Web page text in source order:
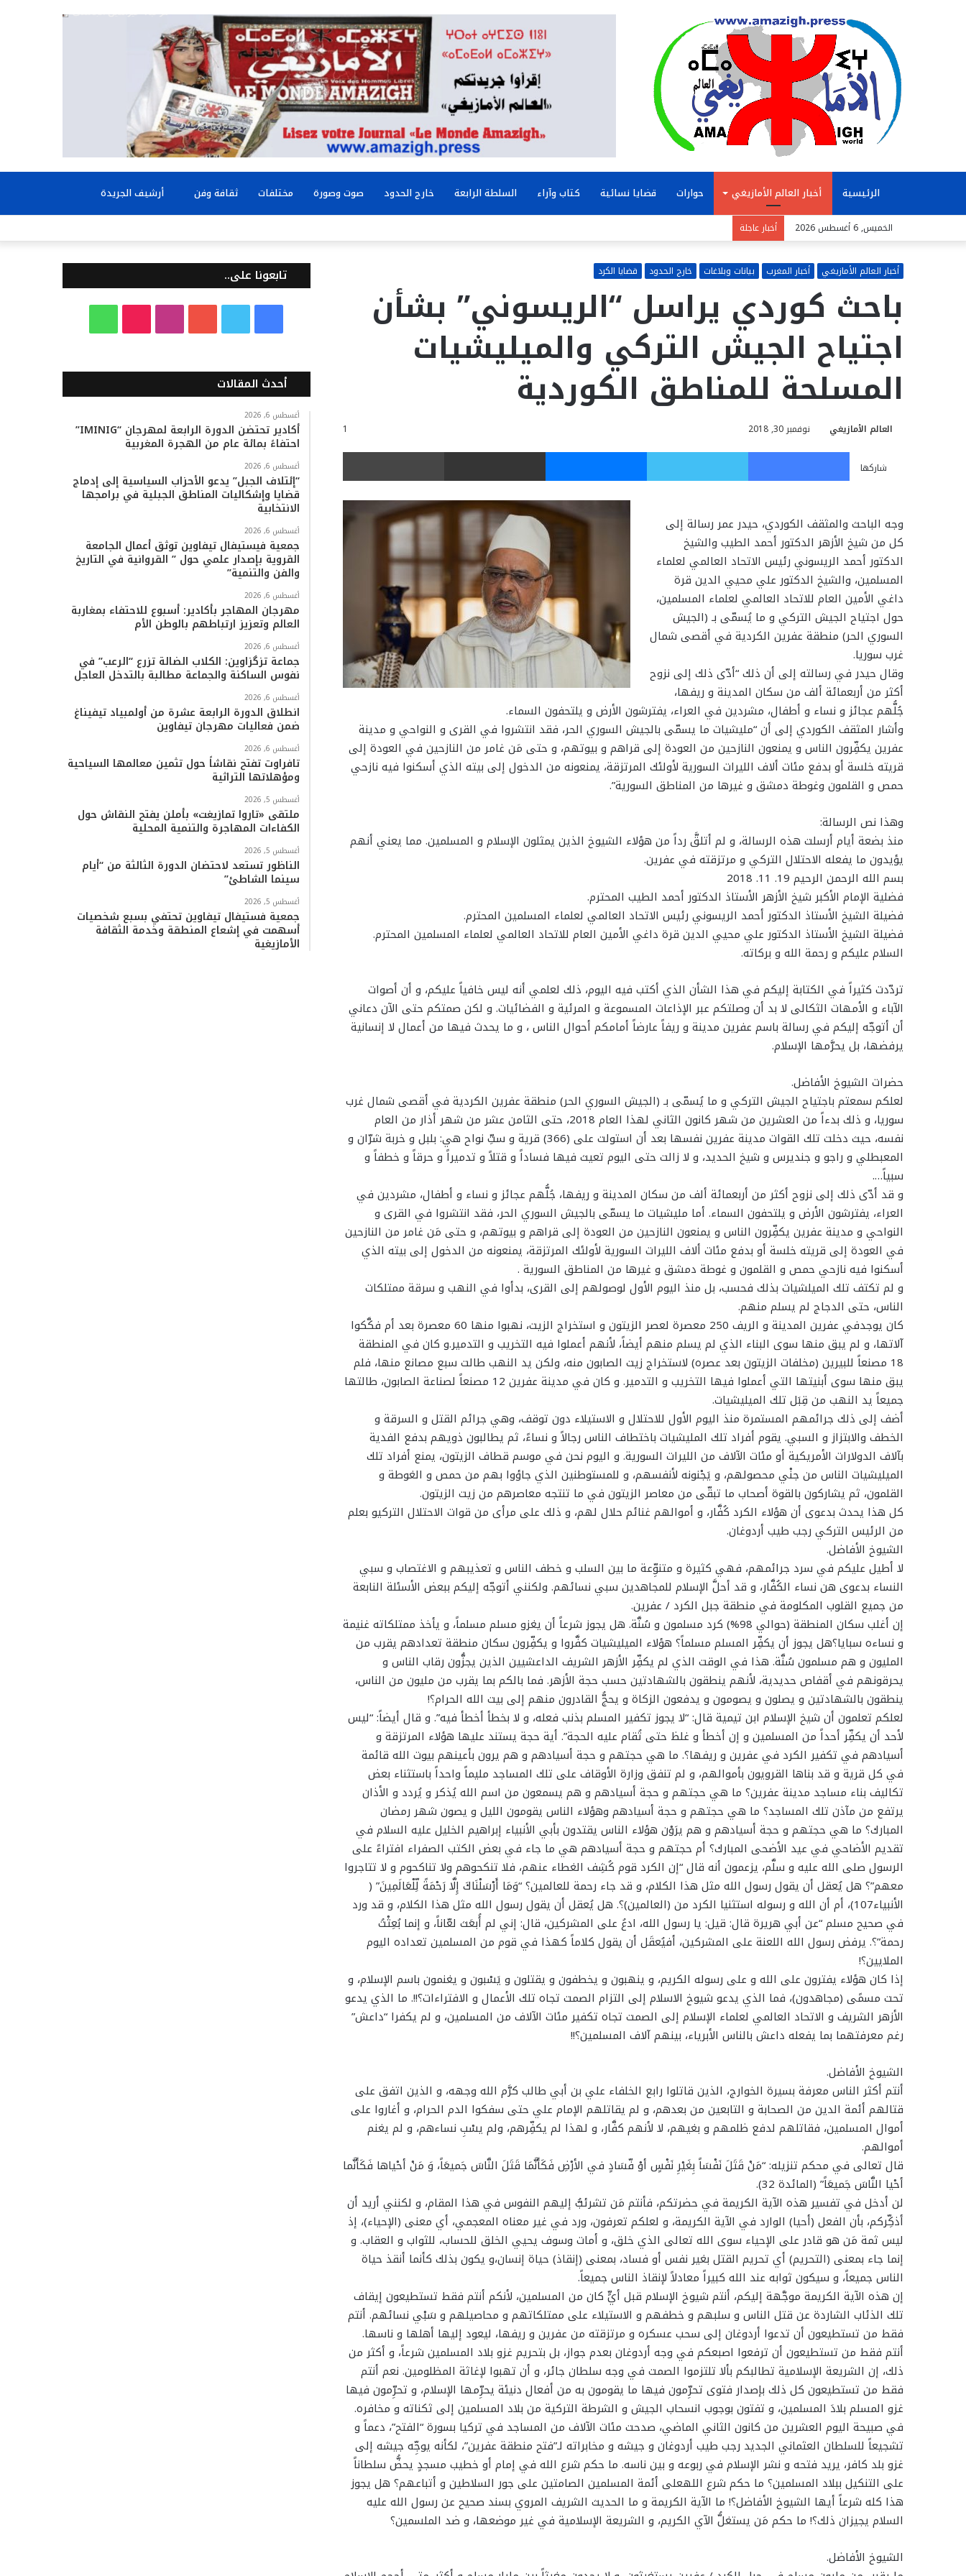
الرئيسية أخبار العالم الأمازيغي حوارات قضايا نسائية كتاب وآراء السلطة الرابعة خارج الحدود صوت وصورة مختلفات ثقافة وفن أرشيف الجريدة
عن
الخميس, 6 أغسطس 2026 أخبار عاجلة
أخبار العالم الأمازيغي أخبار المغرب بيانات وبلاغات خارج الحدود قضايا الكرد
باحث كوردي يراسل “الريسوني” بشأن
اجتياح الجيش التركي والميليشيات
المسلحة للمناطق الكوردية
العالم الأمازيغي نوفمبر 30, 2018 1
شاركها
فيسبوك تويتر ماسنجر مشاركة عبر البريد
وجه الباحث والمثقف الكوردي، حيدر عمر رسالة إلى
كل من شيخ الأزهر الدكتور أحمد الطيب والشيخ
الدكتور أحمد الريسوني رئيس الاتحاد العالمي لعلماء
المسلمين، والشيخ الدكتور علي محيي الدين قرة
داغي الأمين العام للاتحاد العالمي لعلماء المسلمين،
حول اجتياح الجيش التركي و ما يُسمّى بـ (الجيش
السوري الحر) منطقة عفرين الكردية في أقصى شمال
غرب سوريا.
وقال حيدر في رسالته إلى أن ذلك “أدّى ذلك إلى نزوح
أكثر من أربعمائة ألف من سكان المدينة و ريفها،
جُلُّهم عجائز و نساء و أطفال، مشردين في العراء، يفترشون الأرض و يلتحفون السماء.
وأشار المثقف الكوردي إلى أن “مليشيات ما يسمّى بالجيش السوري الحر، فقد انتشروا في القرى و النواحي و مدينة
عفرين يكفِّرون الناس و يمنعون النازحين من العودة إلى قراهم و بيوتهم، و حتى مَن غامر من النازحين في العودة إلى
قريته خلسة أو بدفع مئات ألاف الليرات السورية لأولئك المرتزقة، يمنعونه من الدخول إلى بيته الذي أسكنوا فيه نازحي
حمص و القلمون وغوطة دمشق و غيرها من المناطق السورية”.
وهذا نص الرسالة:
منذ بضعة أيام أرسلت هذه الرسالة، و لم أتلقَّ رداً من هؤلاء الشيوخ الذين يمثلون الإسلام و المسلمين. مما يعني أنهم
يؤيدون ما يفعله الاحتلال التركي و مرتزقته في عفرين.
بسم الله الرحمن الرحيم 19. 11. 2018
فضلية الإمام الأكبر شيخ الأزهر الأستاذ الدكتور أحمد الطيب المحترم.
فضيلة الشيخ الأستاذ الدكتور أحمد الريسوني رئيس الاتحاد العالمي لعلماء المسلمين المحترم.
فضيلة الشيخ الأستاذ الدكتور علي محيي الدين قرة داغي الأمين العام للاتحاد العالمي لعلماء المسلمين المحترم.
السلام عليكم و رحمة الله و بركاته.
تردّدت كثيراً في الكتابة إليكم في هذا الشأن الذي أكتب فيه اليوم، ذلك لعلمي أنه ليس خافياً عليكم، و أن أصوات
الآباء و الأمهات الثكالى لا بد أن وصلتكم عبر الإذاعات المسموعة و المرئية و الفضائيات. و لكن صمتكم حتى الآن دعاني
أن أتوجّه إليكم في رسالة باسم عفرين مدينة و ريفاً عارضاً أمامكم أحوال الناس ، و ما يحدث فيها من أعمال لا إنسانية
يرفضها، بل يحرَّمها الإسلام.
حضرات الشيوخ الأفاضل.
لعلكم سمعتم باجتياح الجيش التركي و ما يُسمّى بـ (الجيش السوري الحر) منطقة عفرين الكردية في أقصى شمال غرب
سوريا، و ذلك بدءاً من العشرين من شهر كانون الثاني لهذا العام 2018، حتى الثامن عشر من شهر أذار من العام
نفسه، حيث دخلت تلك القوات مدينة عفرين نفسها بعد أن استولت على (366) قرية و ستِّ نواح هي: بلبل و خربة شرّان و
المعبطلي و راجو و جنديرس و شيخ الحديد، و لا زالت حتى اليوم تعيث فيها فساداً و قتلاً و تدميراً و حرقاً و خطفاً و
سبياً….
و قد أدّى ذلك إلى نزوح أكثر من أربعمائة ألف من سكان المدينة و ريفها، جُلُّهم عجائز و نساء و أطفال، مشردين في
العراء، يفترشون الأرض و يلتحفون السماء. أما مليشيات ما يسمّى بالجيش السوري الحر، فقد انتشروا في القرى و
النواحي و مدينة عفرين يكفِّرون الناس و يمنعون النازحين من العودة إلى قراهم و بيوتهم، و حتى مَن غامر من النازحين
في العودة إلى قريته خلسة أو بدفع مئات ألاف الليرات السورية لأولئك المرتزقة، يمنعونه من الدخول إلى بيته الذي
أسكنوا فيه نازحي حمص و القلمون و غوطة دمشق و غيرها من المناطق السورية .
و لم تكتف تلك الميلشيات بذلك فحسب، بل منذ اليوم الأول لوصولهم إلى القرى، بدأوا في النهب و سرقة ممتلكات
الناس، حتى الدجاج لم يسلم منهم.
كان يوجدفي عفرين المدينة و الريف 250 معصرة لعصر الزيتون و استخراج الزيت، نهبوا منها 60 معصرة بعد أم فكَّكوا
آلاتها، و لم يبق منها سوى البناء الذي لم يسلم منهم أيضاً، لأنهم أعملوا فيه التخريب و التدمير.و كان في المنطقة
18 مصنعاً للبيرين (مخلفات الزيتون بعد عصره) لاستخراج زيت الصابون منه، ولكن يد النهب طالت سبع مصانع منها، فلم
يبق منها سوى أبنيتها التي أعملوا فيها التخريب و التدمير. و كان في مدينة عفرين 12 مصنعاً لصناعة الصابون، طالتها
جميعاً يد النهب من قِبَل تلك الميليشيات.
أضف إلى ذلك جرائمهم المستمرة منذ اليوم الأول للاحتلال و الاستيلاء دون توقف، وهي جرائم القتل و السرقة و
الخطف والابتزاز و السبي. يقوم أفراد تلك المليشيات باختطاف الناس رجالاً و نساءً، ثم يطالبون ذويهم بدفع الفدية
بآلاف الدولارات الأمريكية أو مئات الآلاف من الليرات السورية. و اليوم نحن في موسم قطاف الزيتون، يمنع أفراد تلك
الميليشيات الناس من جنْي محصولهم، و يَجْنونه لأنفسهم، و للمستوطنين الذي جاؤوا بهم من حمص و الغوطة و
القلمون، ثم يشاركون بالقوة أصحاب ما تبقّى من معاصر الزيتون في ما تنتجه معاصرهم من زيت الزيتون.
كل هذا يحدث بدعوى أن هؤلاء الكرد كُفَّار، و أموالهم غنائم حلال لهم، و ذلك على مرأى من قوات الاحتلال التركيو بعلم
من الرئيس التركي رجب طيب أردوغان.
الشيوخ الأفاضل.
لا أطيل عليكم في سرد جرائمهم، فهي كثيرة و متنوِّعة ما بين السلب و خطف الناس و تعذيبهم و الاغتصاب و سبي
النساء بدعوى هن نساء الكُفَّار، و قد أحلَّ الإسلام للمجاهدين سبي نسائهم. ولكنني أتوجّه إليكم ببعض الأسئلة النابعة
من جميع القلوب المكلومة في منطقة جبل الكرد / عفرين.
إن أغلب سكان المنطقة (حوالي 98%) كرد مسلمون و سُنَّة. هل يجوز شرعاً أن يغزو مسلم مسلماً، و يأخذ ممتلكاته غنيمة
و نساءه سبايا؟هل يجوز أن يكفِّر المسلم مسلماً؟ هؤلاء الميليشيات كفَّروا و يكفِّرون سكان منطقة تعدادهم يقرب من
المليون و هم مسلمون سُنَّة. هذا في الوقت الذي لم يكفِّر الأزهر الشريف الداعشيين الذين يجزُّون رقاب الناس و
يحرقونهم في أقفاص حديدية، لأنهم ينطقون بالشهادتين حسب حجة الأزهر. فما بالكم بما يقرب من مليون من الناس،
ينطقون بالشهادتين و يصلون و يصومون و يدفعون الزكاة و يحجُّ القادرون منهم إلى بيت الله الحرام؟!
لعلكم تعلمون أن شيخ الإسلام ابن تيمية قال: “لا يجوز تكفير المسلم بذنب فعله، و لا بخطأ أخطأ فيه”. و قال أيضاً: “ليس
لأحد أن يكفِّر أحداً من المسلمين و إن أخطأ و غلظ حتى تُقام عليه الحجة”. أية حجة يستند عليها هؤلاء المرتزقة و
أسيادهم في تكفير الكرد في عفرين و ريفها؟. ما هي حجتهم و حجة أسيادهم و هم يرون بأعينهم بيوت الله قائمة
في كل قرية و قد بناها القرويون بأموالهم، و لم تنفق وزارة الأوقاف على تلك المساجد مليماً واحداً باستثناء بعض
تكاليف بناء مساجد مدينة عفرين؟ ما هي حجتهم و حجة أسيادهم و هم يسمعون من اسم الله يُذكر و يُردد و الأذان
يرتفع من مآذن تلك المساجد؟ ما هي حجتهم و حجة أسيادهم وهؤلاء الناس يقومون الليل و يصون شهر رمضان
المبارك؟ ما هي حجتهم و حجة أسيادهم و هم يرَوْن هؤلاء الناس يقتدون بأبي الأنبياء إبراهيم الخليل عليه السلام في
تقديم الأضاحي في عيد الأضحى المبارك؟ أم حجتهم و حجة أسيادهم هي ما جاء في بعض الكتب الصفراء افتراءً على
الرسول صلى الله عليه و سلَّم، يزعمون أنه قال “إن الكرد قوم كُشِف الغطاء عنهم، فلا تنكحوهم ولا تناكحوم و لا تتاجروا
معهم”؟ هل يُعقل أن يقول رسول الله مثل هذا الكلام، و قد جاء رحمة للعالمين؟ “وَمَا أَرْسَلْنَاكَ إِلَّا رَحْمَةً لِّلْعَالَمِينَ” (
الأنبياء107)، أم أن الله و رسوله استثنيا الكرد من (العالمين)؟. هل يُعقل أن يقول رسول الله مثل هذا الكلام، و قد ورد
في صحيح مسلم “عن أبي هريرة قال: قيل: يا رسول الله، ادعُ على المشركين، قال: إني لم أُبعَث لعّاناً، و إنما بُعِثْتُ
رحمة”؟. يرفض رسول الله اللعنة على المشركين، أفيُعقَل أن يقول كلاماً كهذا في قوم من المسلمين تعداده اليوم
الملايين؟!
إذا كان هؤلاء يفترون على الله و على رسوله الكريم، و ينهبون و يخطفون و يقتلون و يَسْبون و يغنمون باسم الإسلام، و
تحت مسمًى (مجاهدون)، فما الذي يدعو شيوخ الاسلام إلى التزام الصمت تجاه تلك الأعمال و الافتراءات؟!!. ما الذي يدعو
الأزهر الشريف و الاتحاد العالمي لعلماء الإسلام إلى الصمت تجاه تكفير مئات الآلاف من المسلمين، و لم يكفرا “داعش”
رغم معرفتهما بما يفعله داعش بالناس الأبرياء، بينهم آلاف المسلمين؟!!
الشيوخ الأفاضل.
أنتم أكثر الناس معرفة بسيرة الخوارج، الذين قاتلوا رابع الخلفاء علي بن أبي طالب كرَّم الله وجهه، و الذين اتفق على
قتالهم أئمة الدين من الصحابة و التابعين من بعدهم، و لم يقاتلهم الإمام علي حتى سفكوا الدم الحرام، و أغاروا على
أموال المسلمين، فقاتلهم لدفع ظلمهم و بغيهم، لا لأنهم كفَّار، و لهذا لم يكفِّرهم، ولم يسْبِ نساءهم، و لم يغنم
أموالهم.
قال تعالى في محكم تنزيله: “مَنْ قَتَلَ نَفْسَاً بِغَيْرِ نَفْسٍ أوْ فّسَادٍ في الأرْضِ فَكَأَنَّمَا قَتَلَ النَّاسَ جَميعَاً، وَ مَنْ أحْياها فَكَأَنَّما
أحْيا النَّاسَ جَميعَاً” (المائدة 32).
لن أدخل في تفسير هذه الآية الكريمة في حضرتكم، فأنتم مَن تشرئبُّ إليهم النفوس في هذا المقام، و لكنني أريد أن
أذكِّركم، بأن الفعل (أحيا) الوارد في الآية الكريمة، و لعلكم تعرفون، ورد في غير معناه المعجمي، أي معنى (الإحياء)، إذ
ليس ثمة مَن هو قادر على الإحياء سوى الله تعالى الذي خلق، و أمات وسوف يحيي الخلق للحساب، للثواب و العقاب. و
إنما جاء بمعنى (التحريم) أي تحريم القتل بغير نفس أو فساد، بمعنى (إنقاذ) حياة إنسان،و يكون بذلك كأنما أنقذ حياة
الناس جميعاً، و سيكون ثوابه عند الله كبيراً معادلاً لإنقاذ الناس جميعاً.
إن هذه الآية الكريمة موجَّهة إليكم، أنتم شيوخ الإسلام قبل أيٍّ كان من المسلمين، لأنكم أنتم فقط تستطيعون إيقاف
تلك الذئاب الشاردة عن قتل الناس و سلبهم و خطفهم و الاستيلاء على ممتلكاتهم و محاصيلهم و سَبْي نسائهم. أنتم
فقط من تستطيعون أن تدعوا أردوغان إلى سحب عسكره و مرتزقته من عفرين و ريفها، ليعود إليها أهلها و ناسها.
أنتم فقط من تستطيعون أن ترفعوا اصبعكم في وجه أردوغان بعدم جواز، بل بتحريم غزو بلاد المسلمين شرعاً، و أكثر من
ذلك، إن الشريعة الإسلامية تطالبكم بألا تلتزموا الصمت في وجه سلطان جائر، و أن تهبوا لإغاثة المظلومين. نعم أنتم
فقط من تستطيعون كل ذلك بإصدار فتوى تحرِّمون فيها ما يقومون به من أفعال دنيئة يحرِّمها الإسلام، و تحرِّمون فيها
غزو المسلم بلادَ المسلمين، و تفتون بوجوب انسحاب الجيش و الشرطة التركية من بلاد المسلمين إلى ثكناته و مخافره.
في صبيحة اليوم العشرين من كانون الثاني الماضي، صدحت مئات الآلاف من المساجد في تركيا بسورة “الفتح”، دعماً و
تشجيعاً للسلطان العثماني الجديد رجب طيب أردوغان و جيشه و مخابراته لـ”فتح منطقة عفرين”، لكأنه يوجِّه جيشه إلى
غزو بلد كافر، يريد فتحه و نشر الإسلام في ربوعه و بين ناسه. ما حكم شرع الله في إمام أو خطيب مسجدٍ يحضُّ سلطاناً
على التنكيل ببلاد المسلمين؟ ما حكم شرع اللهعلى أئمة المسلمين الصامتين على جور السلاطين و أتباعهم؟ هل يجوز
هذا كله شرعاً أيها الشيوخ الأفاضل؟! ما الآية الكريمة و ما الحديث الشريف المروي بسند صحيح عن رسول الله عليه
السلام يجيزان ذلك؟! ما حكم مَن يستغلُّ الآي الكريم، و الشريعة الإسلامية في غير موضعها، و ضد الملسمين؟
الشيوخ الأفاضل.
تابعونا على..
س
ب
و
ك
ي
ت
ر
ت
ي
و
س
ت
ق
ا
k
T
o
ت
س
ا
أحدث المقالات
أغسطس 6, 2026
أكادير تحتضن الدورة الرابعة لمهرجان “IMINIG”
احتفاءً بمائة عام من الهجرة المغربية
أغسطس 6, 2026
“إئتلاف الجبل” يدعو الأحزاب السياسية إلى إدماج
قضايا وإشكاليات المناطق الجبلية في برامجها
الانتخابية
أغسطس 6, 2026
جمعية فيستيفال تيفاوين توثق أعمال الجامعة
القروية بإصدار علمي حول ” القروانية في التاريخ
والفن والتنمية”
أغسطس 6, 2026
مهرجان المهاجر بأكادير: أسبوع للاحتفاء بمغاربة
العالم وتعزيز ارتباطهم بالوطن الأم
أغسطس 6, 2026
جماعة تزگزاوين: الكلاب الضالة تزرع “الرعب” في
نفوس الساكنة والجماعة مطالبة بالتدخل العاجل
أغسطس 6, 2026
انطلاق الدورة الرابعة عشرة من أولمبياد تيفيناغ
ضمن فعاليات مهرجان تيفاوين
أغسطس 6, 2026
تافراوت تفتح نقاشاً حول تثمين معالمها السياحية
ومؤهلاتها التراثية
أغسطس 5, 2026
ملتقى «تاروا تمازيغت» بأملن يفتح النقاش حول
الكفاءات المهاجرة والتنمية المحلية
أغسطس 5, 2026
الناظور تستعد لاحتضان الدورة الثالثة من “أيام
سينما الشاطئ”
أغسطس 5, 2026
جمعية فستيفال تيفاوين تحتفي بسبع شخصيات
أسهمت في إشعاع المنطقة وخدمة الثقافة
الأمازيغية